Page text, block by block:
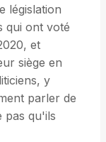
législation
qui ont voté
et
siège en
y
parler de
pas qu'ils